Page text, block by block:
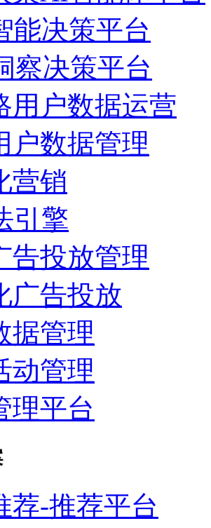
能决策平台
察决策平台
用户数据运营
户数据管理
营销
引擎
告投放管理
广告投放
据管理
动管理
理平台
荐-推荐平台